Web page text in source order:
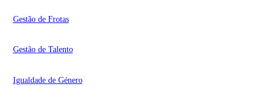
Gestão de Frotas
Gestão de Talento
Igualdade de Género